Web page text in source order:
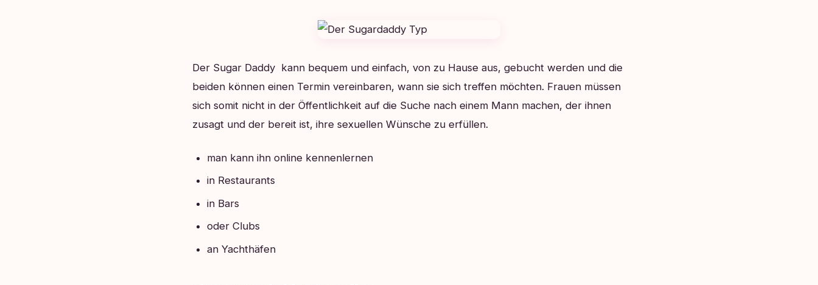
Der Sugar Daddy kann bequem und einfach, von zu Hause aus, gebucht werden und die
beiden können einen Termin vereinbaren, wann sie sich treffen möchten. Frauen müssen
sich somit nicht in der Öffentlichkeit auf die Suche nach einem Mann machen, der ihnen
zusagt und der bereit ist, ihre sexuellen Wünsche zu erfüllen.
man kann ihn online kennenlernen
in Restaurants
in Bars
oder Clubs
an Yachthäfen